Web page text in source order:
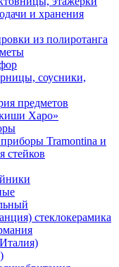
и хранения
из полиротанга
соусники,
предметов
Харо»
Trаmоntina и
стейков
стеклокерамика